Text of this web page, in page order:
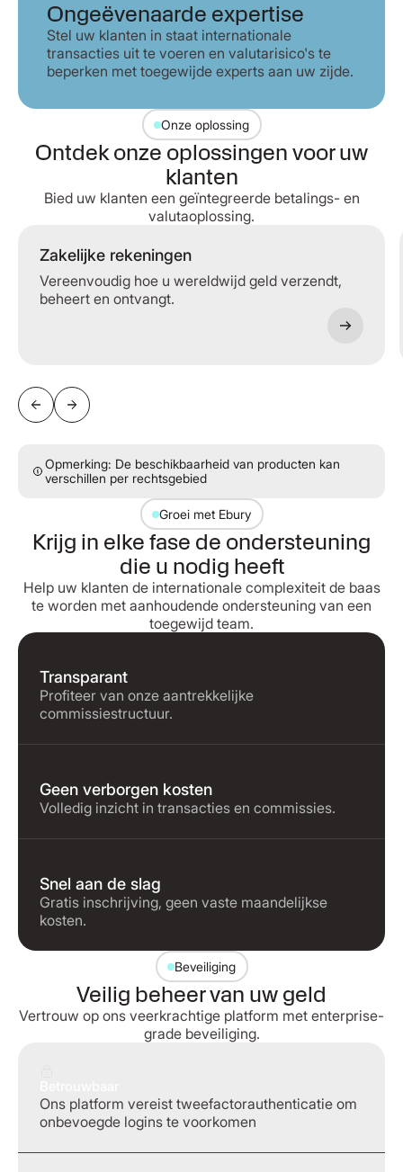
Ongeëvenaarde expertise
Stel uw klanten in staat internationale
transacties uit te voeren en valutarisico's te
beperken met toegewijde experts aan uw zijde.
Onze oplossing
Ontdek onze oplossingen voor uw
klanten
Bied uw klanten een geïntegreerde betalings- en
valutaoplossing.
Zakelijke rekeningen
Vereenvoudig hoe u wereldwijd geld verzendt,
beheert en ontvangt.
Opmerking: De beschikbaarheid van producten kan
verschillen per rechtsgebied
Groei met Ebury
Krijg in elke fase de ondersteuning
die u nodig heeft
Help uw klanten de internationale complexiteit de baas
te worden met aanhoudende ondersteuning van een
toegewijd team.
Transparant
Profiteer van onze aantrekkelijke
commissiestructuur.
Geen verborgen kosten
Volledig inzicht in transacties en commissies.
Snel aan de slag
Gratis inschrijving, geen vaste maandelijkse
kosten.
Beveiliging
Veilig beheer van uw geld
Vertrouw op ons veerkrachtige platform met enterprise-
grade beveiliging.
Ons platform vereist tweefactorauthenticatie om
onbevoegde logins te voorkomen